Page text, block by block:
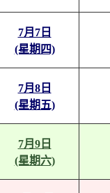
7月7日
(星期四)
7月8日
(星期五)
7月9日
(星期六)